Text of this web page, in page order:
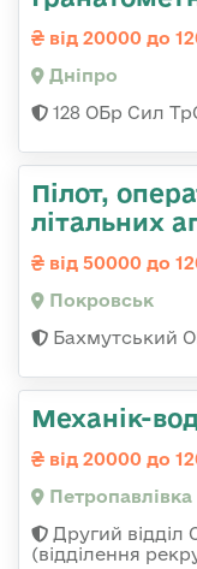
від 20000 до
Дніпро
128 ОБр Сил
Пілот,
літальних
від 50000 до
Покровськ
Бахмутський
Механік-
від 20000 до
Петропавлівка
Другий відділ
(відділення